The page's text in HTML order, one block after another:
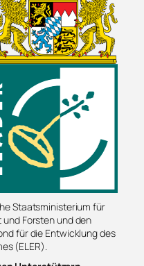
Staatsministerium für
Forsten und den
für die Entwicklung des
(ELER).